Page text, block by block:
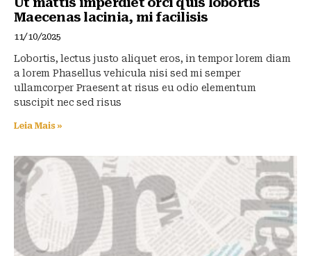
Maecenas lacinia, mi facilisis
11/10/2025
Lobortis, lectus justo aliquet eros, in tempor lorem diam
a lorem Phasellus vehicula nisi sed mi semper
ullamcorper Praesent at risus eu odio elementum
suscipit nec sed risus
Leia Mais »